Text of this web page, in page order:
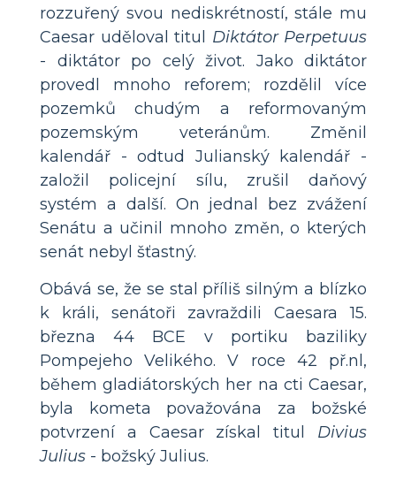
rozzuřený svou nediskrétností, stále mu
Caesar uděloval titul Diktátor Perpetuus
- diktátor po celý život. Jako diktátor
provedl mnoho reforem; rozdělil více
pozemků chudým a reformovaným
pozemským veteránům. Změnil
kalendář - odtud Julianský kalendář -
založil policejní sílu, zrušil daňový
systém a další. On jednal bez zvážení
Senátu a učinil mnoho změn, o kterých
senát nebyl šťastný.
Obává se, že se stal příliš silným a blízko
k králi, senátoři zavraždili Caesara 15.
března 44 BCE v portiku baziliky
Pompejeho Velikého. V roce 42 př.nl,
během gladiátorských her na cti Caesar,
byla kometa považována za božské
potvrzení a Caesar získal titul Divius
Julius - božský Julius.